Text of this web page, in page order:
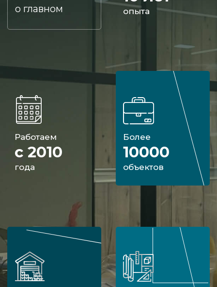
о главном опыта
Работаем
с 2010
года
Более
10000
объектов